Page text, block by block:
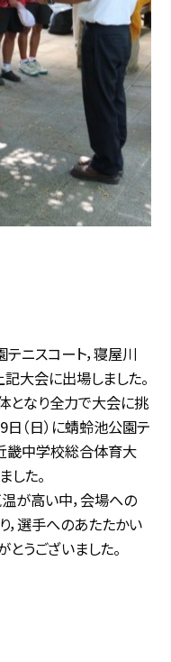
テニスコート，寝屋川
大会に出場しました。
となり全力で大会に挑
日（日）に蜻蛉池公園テ
畿中学校総合体育大
した。
が高い中，会場への
選手へのあたたかい
うございました。